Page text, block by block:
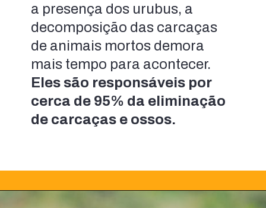
a presença dos urubus, a
decomposição das carcaças
de animais mortos demora
Eles são responsáveis por
cerca de 95% da eliminação
de carcaças e ossos.